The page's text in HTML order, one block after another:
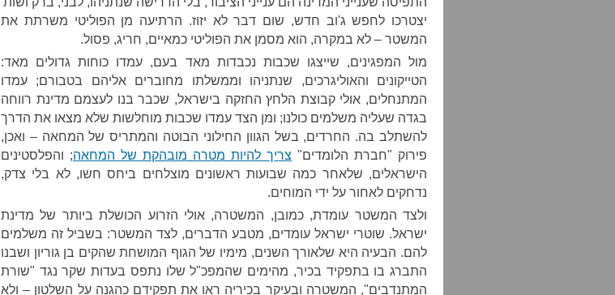
יצטרכו לחפש ג'וב חדש, שום דבר לא יזוז. הרתיעה מן הפוליטי משרתת את
המשטר – לא במקרה, הוא מסמן את הפוליטי כמאיים, חריג, פסול.
מול המפגינים, שייצגו שכבות נכבדות מאד בעם, עמדו כוחות גדולים מאד:
הטייקונים והאוליגרכים, שנתניהו וממשלתו מחוברים אליהם בטבורם; עמדו
המתנחלים, אולי קבוצת הלחץ החזקה בישראל, שכבר בנו לעצמם מדינת רווחה
בגדה שעליה משלמים כולנו; ומן הצד עמדו שכבות מוחלשות שלא מצאו את הדרך
להשתלב בה. החרדים, בשל הגוון החילוני הבוטה והמתריס של המחאה – ואכן,
פירוק "חברת הלומדים" צריך להיות מטרה מובהקת של המחאה; והפלסטינים
הישראלים, שלאחר כמה שבועות ראשונים מוצלחים ביחס חשו, לא בלי צדק,
נדחקים לאחור על ידי המוחים.
ולצד המשטר עומדת, כמובן, המשטרה, אולי הזרוע הכושלת ביותר של מדינת
ישראל. שוטרי ישראל עומדים, מטבע הדברים, לצד המשטר: בשביל זה משלמים
להם. הבעיה היא שלאורך השנים, מימיו של הגוף המושחת שהקים בן גוריון ושבנו
התברג בו בתפקיד בכיר, מהימים שהמפכ"ל שלו נתפס בעדות שקר נגד "שורת
המתנדבים", המשטרה ובעיקר בכיריה ראו את תפקידם כהגנה על השלטון – ולא